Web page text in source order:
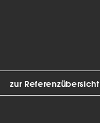
zur Referenzübersicht